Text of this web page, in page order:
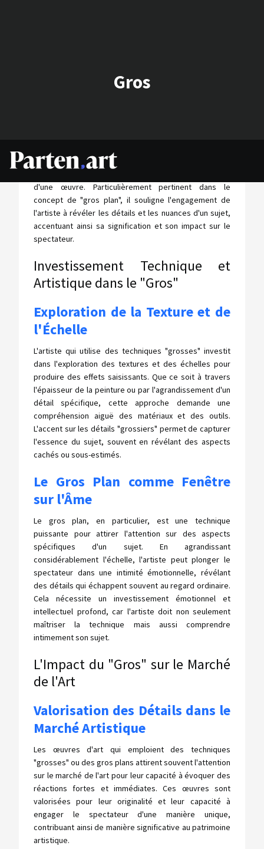
Gros
Le terme "gros" en art revêt plusieurs dimensions,
d'une œuvre. Particulièrement pertinent dans le
concept de "gros plan", il souligne l'engagement de
l'artiste à révéler les détails et les nuances d'un sujet,
accentuant ainsi sa signification et son impact sur le
spectateur.
Investissement Technique et
Artistique dans le "Gros"
Exploration de la Texture et de
l'Échelle
L'artiste qui utilise des techniques "grosses" investit
dans l'exploration des textures et des échelles pour
produire des effets saisissants. Que ce soit à travers
l'épaisseur de la peinture ou par l'agrandissement d'un
détail spécifique, cette approche demande une
compréhension aiguë des matériaux et des outils.
L'accent sur les détails "grossiers" permet de capturer
l'essence du sujet, souvent en révélant des aspects
cachés ou sous-estimés.
Le Gros Plan comme Fenêtre
sur l'Âme
Le gros plan, en particulier, est une technique
puissante pour attirer l'attention sur des aspects
spécifiques d'un sujet. En agrandissant
considérablement l'échelle, l'artiste peut plonger le
spectateur dans une intimité émotionnelle, révélant
des détails qui échappent souvent au regard ordinaire.
Cela nécessite un investissement émotionnel et
intellectuel profond, car l'artiste doit non seulement
maîtriser la technique mais aussi comprendre
intimement son sujet.
L'Impact du "Gros" sur le Marché
de l'Art
Valorisation des Détails dans le
Marché Artistique
Les œuvres d'art qui emploient des techniques
"grosses" ou des gros plans attirent souvent l'attention
sur le marché de l'art pour leur capacité à évoquer des
réactions fortes et immédiates. Ces œuvres sont
valorisées pour leur originalité et leur capacité à
engager le spectateur d'une manière unique,
contribuant ainsi de manière significative au patrimoine
artistique.